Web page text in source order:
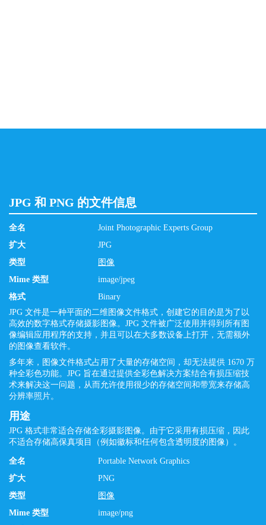
JPG 和 PNG 的文件信息
全名
Joint Photographic Experts Group
扩大
JPG
类型
图像
Mime 类型
image/jpeg
格式
Binary
JPG 文件是一种平面的二维图像文件格式，创建它的目的是为了以
高效的数字格式存储摄影图像。JPG 文件被广泛使用并得到所有图
像编辑应用程序的支持，并且可以在大多数设备上打开，无需额外
的图像查看软件。
多年来，图像文件格式占用了大量的存储空间，却无法提供 1670 万
种全彩色功能。JPG 旨在通过提供全彩色解决方案结合有损压缩技
术来解决这一问题，从而允许使用很少的存储空间和带宽来存储高
分辨率照片。
用途
JPG 格式非常适合存储全彩摄影图像。由于它采用有损压缩，因此
不适合存储高保真项目（例如徽标和任何包含透明度的图像）。
全名
Portable Network Graphics
扩大
PNG
类型
图像
Mime 类型
image/png